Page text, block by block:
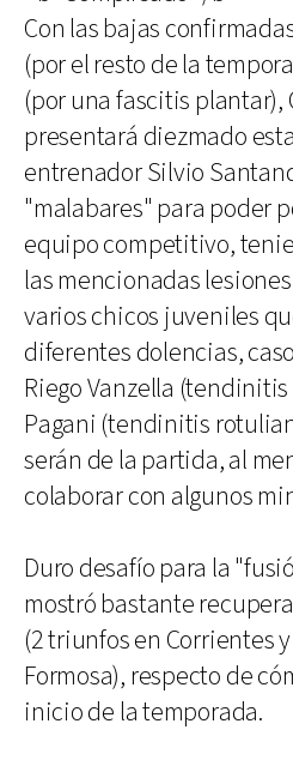
Con las bajas
(por el resto de la
(por una fascitis plantar),
presentará diezmado
entrenador Silvio
"malabares" para poder
equipo competitivo,
las mencionadas
varios chicos juveniles
diferentes dolencias,
Riego Vanzella
Pagani (tendinitis
serán de la partida, al
colaborar con algunos
Duro desafío para la
mostró bastante
(2 triunfos en Corrientes
Formosa), respecto de
inicio de la temporada.